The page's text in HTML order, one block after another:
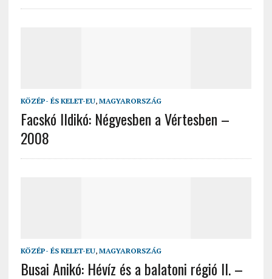
KÖZÉP- ÉS KELET-EU, MAGYARORSZÁG
Facskó Ildikó: Négyesben a Vértesben –
2008
KÖZÉP- ÉS KELET-EU, MAGYARORSZÁG
Busai Anikó: Hévíz és a balatoni régió II. –